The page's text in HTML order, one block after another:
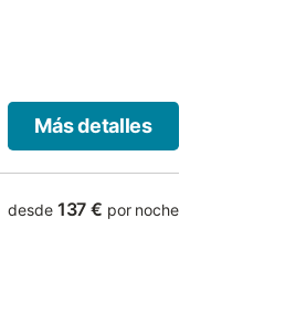
Más detalles
desde 137 € por noche